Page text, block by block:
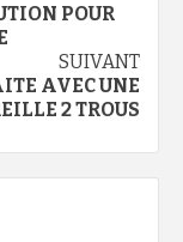
POUR
SUIVANT
AVEC UNE
2 TROUS